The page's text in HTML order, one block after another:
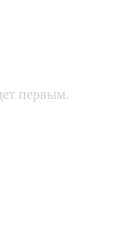
первым.